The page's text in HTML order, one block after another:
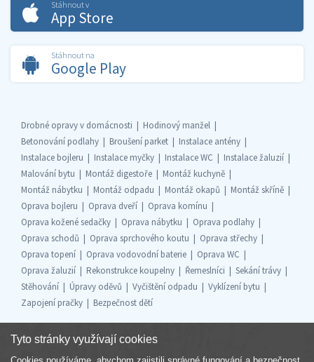
Stáhnout v
App Store
Stáhnout na
Google Play
Drobné opravy v domácnosti
Hodinový manžel
Betonování podlahy
Broušení parket
Instalace antény
Instalace bojleru
Instalace myčky Instalace WC
Instalace žaluzií
Malování bytu
Montáž digestoře
Montáž kuchyně
Montáž nábytku
Montáž odpadu Montáž okapů
Montáž skříně
Oprava bojleru
Oprava dveří
Oprava komínu
Oprava kožené sedačky
Oprava nábytku
Oprava podlahy
Oprava schodů
Oprava sprchového koutu
Oprava střechy
Oprava topení
Oprava vodovodní baterie
Oprava WC
Oprava žaluzií
Rekonstrukce koupelny Řemeslníci
Sekání trávy
Stěhování
Úpravy oděvů Vyčištění odpadu
Vyklízení bytu
Zapojení pračky
Bezpečnost dětí
Tyto stránky využívají cookies